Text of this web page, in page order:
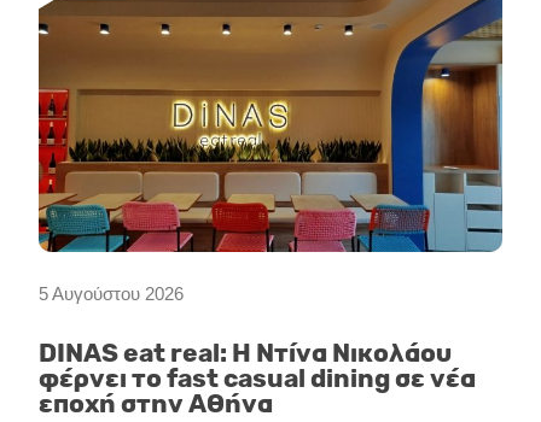
5 Αυγούστου 2026
DINAS eat real: Η Ντίνα Νικολάου
φέρνει το fast casual dining σε νέα
εποχή στην Αθήνα